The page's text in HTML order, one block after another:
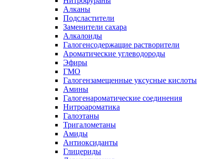
Алканы
Подсластители
Заменители сахара
Алкалоиды
Галогенсодержащие растворители
Ароматические углеводороды
Эфиры
ГМО
Галогензамещенные уксусные кислоты
Амины
Галогенароматические соединения
Нитроароматика
Галоэтаны
Тригалометаны
Амиды
Антиоксиданты
Глицериды